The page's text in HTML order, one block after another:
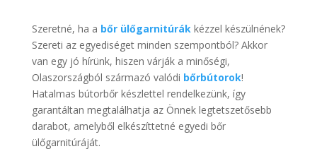
Szeretné, ha a bőr ülőgarnitúrákkézzel készülnének?
Szereti az egyediséget minden szempontból? Akkor
van egy jó hírünk, hiszen várják a minőségi,
Olaszországból származó valódi bőrbútorok!
Hatalmas bútorbőr készlettel rendelkezünk, így
garantáltan megtalálhatja az Önnek legtetszetősebb
darabot, amelyből elkészíttetné egyedi bőr
ülőgarnitúráját.